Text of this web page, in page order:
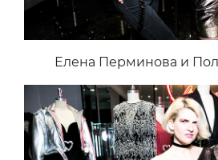
Елена Перминова и